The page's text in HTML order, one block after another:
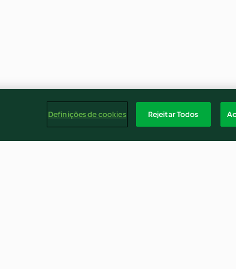
Definições de cookies Rejeitar Todos